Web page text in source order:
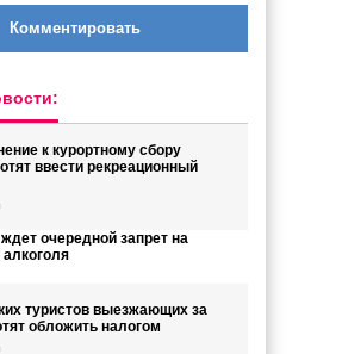
Комментировать
к курортному сбору
ввести рекреационный
очередной запрет на
туристов выезжающих за
обложить налогом